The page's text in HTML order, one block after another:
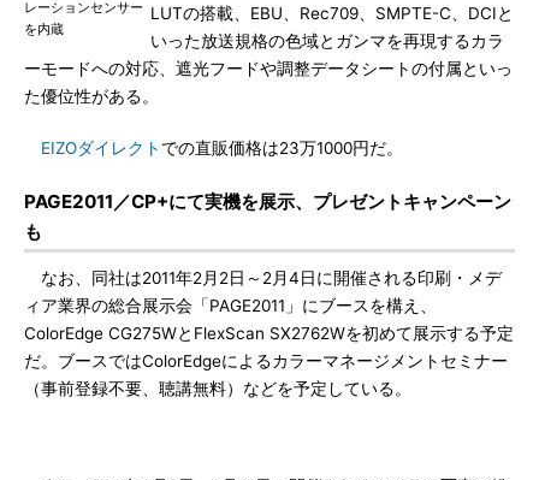
レーションセンサー
を内蔵
LUTの搭載、EBU、Rec709、SMPTE-C、DCIと
いった放送規格の色域とガンマを再現するカラ
ーモードへの対応、遮光フードや調整データシートの付属といっ
た優位性がある。
EIZOダイレクト での直販価格は23万1000円だ。
PAGE2011／CP+にて実機を展示、プレゼントキャンペーン
も
なお、同社は2011年2月2日～2月4日に開催される印刷・メデ
ィア業界の総合展示会「PAGE2011」にブースを構え、
ColorEdge CG275WとFlexScan SX2762Wを初めて展示する予定
だ。ブースではColorEdgeによるカラーマネージメントセミナー
（事前登録不要、聴講無料）などを予定している。